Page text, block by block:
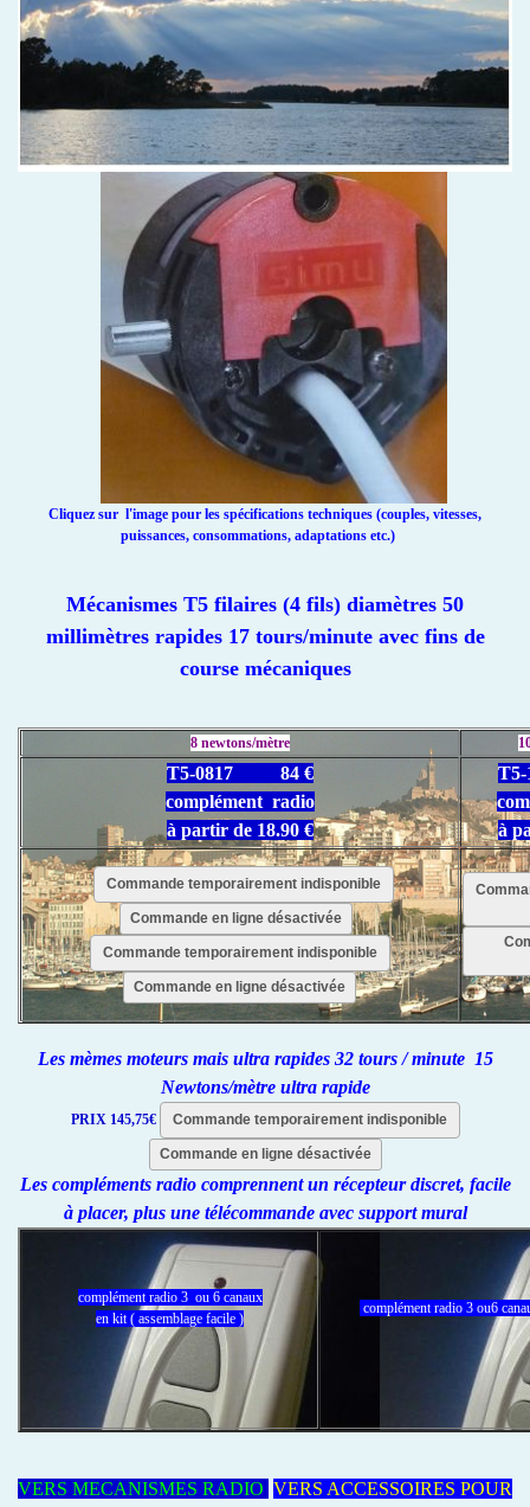
Cliquez sur l'image pour les spécifications techniques (couples, vitesses,
puissances, consommations, adaptations etc.)
Mécanismes T5 filaires (4 fils) diamètres 50
millimètres rapides 17 tours/minute avec fins de
course mécaniques
8 newtons/mètre
T5-0817 84 €
complément radio
à partir de 18.90 €
à
Commande temporairement indisponible
Commande en ligne désactivée
Commande temporairement indisponible
Commande en ligne désactivée
Les mèmes moteurs mais ultra rapides 32 tours / minute 15
Newtons/mètre ultra rapide
PRIX 145,75€ Commande temporairement indisponible
Commande en ligne désactivée
Les compléments radio comprennent un récepteur discret, facile
à placer, plus une télécommande avec support mural
complément radio 3 ou 6 canaux
en kit ( assemblage facile )
complément radio 3 ou6
VERS MECANISMES RADIO VERS ACCESSOIRES POUR